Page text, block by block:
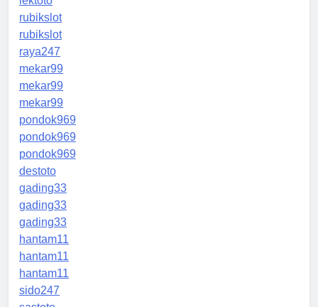
rubikslot
rubikslot
raya247
mekar99
mekar99
mekar99
pondok969
pondok969
pondok969
destoto
gading33
gading33
gading33
hantam11
hantam11
hantam11
sido247